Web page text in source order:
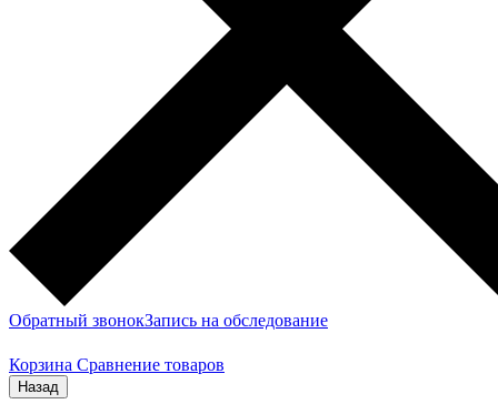
Обратный звонокЗапись на обследование
Корзина Сравнение товаров
Назад